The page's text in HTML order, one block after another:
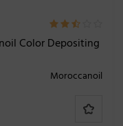
Color Depositing
Moroccanoil